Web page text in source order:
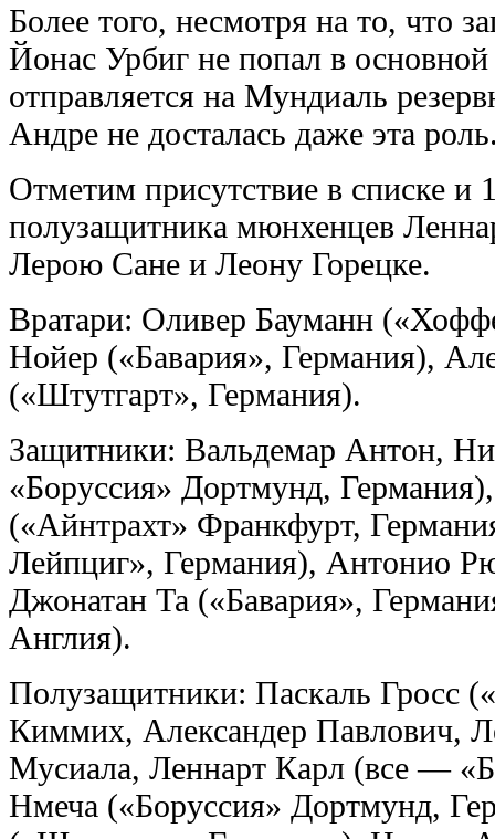
Более того, несмотря на то, что
Йонас Урбиг не попал в
отправляется на Мундиаль
Андре не досталась даже эта
Отметим присутствие в списке и
полузащитника мюнхенцев
Лерою Сане и Леону Горецке.
Вратари: Оливер Бауманн
Нойер («Бавария», Германия),
(«Штутгарт», Германия).
Защитники: Вальдемар Антон,
«Боруссия» Дортмунд,
(«Айнтрахт» Франкфурт,
Лейпциг», Германия), Антонио
Джонатан Та («Бавария»,
Англия).
Полузащитники: Паскаль Гросс
Киммих, Александер Павлович,
Мусиала, Леннарт Карл (все —
Нмеча («Боруссия» Дортмунд,